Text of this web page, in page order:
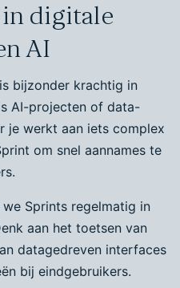
digitale
AI
bijzonder krachtig in
AI-projecten of data-
je werkt aan iets complex
om snel aannames te
Sprints regelmatig in
aan het toetsen van
datagedreven interfaces
bij eindgebruikers.